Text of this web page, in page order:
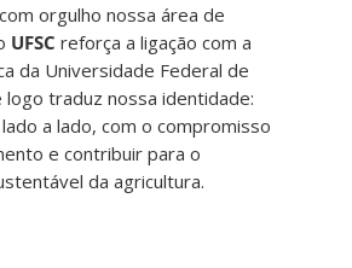
orgulho nossa área de
UFSC reforça a ligação com a
da Universidade Federal de
logo traduz nossa identidade:
a lado, com o compromisso
e contribuir para o
da agricultura.